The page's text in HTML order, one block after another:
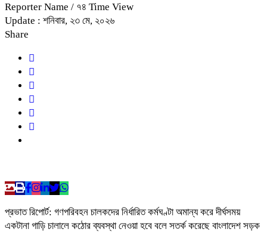
Reporter Name / ৭৪ Time View
Update : শনিবার, ২৩ মে, ২০২৬
Share
প্রভাত রিপোর্ট: গণপরিবহন চালকদের নির্ধারিত কর্মঘণ্টা অমান্য করে দীর্ঘসময়
একটানা গাড়ি চালালে কঠোর ব্যবস্থা নেওয়া হবে বলে সতর্ক করেছে বাংলাদেশ সড়ক